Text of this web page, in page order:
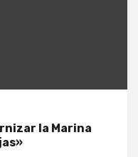
la Marina